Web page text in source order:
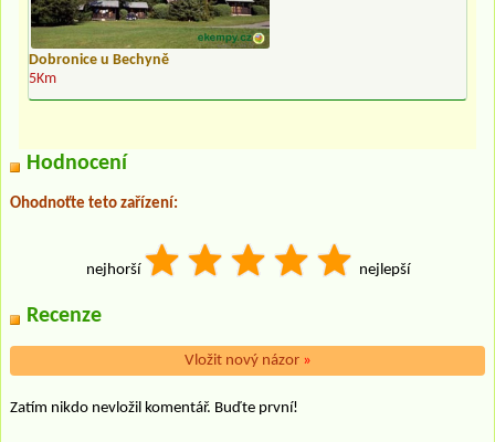
Dobronice u Bechyně
5Km
Hodnocení
Ohodnoťte teto zařízení:
nejhorší nejlepší
Recenze
Vložit nový názor »
Zatím nikdo nevložil komentář. Buďte první!